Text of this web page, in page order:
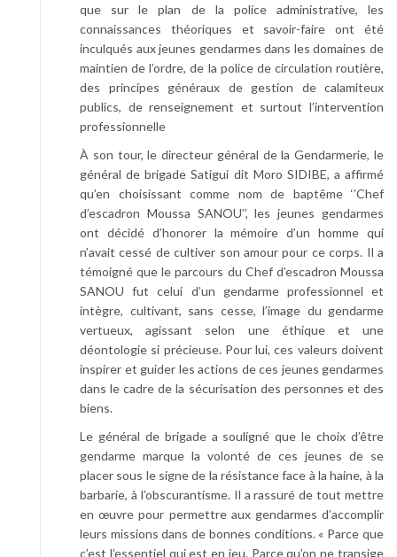
que sur le plan de la police administrative, les
connaissances théoriques et savoir-faire ont été
inculqués aux jeunes gendarmes dans les domaines de
maintien de l’ordre, de la police de circulation routière,
des principes généraux de gestion de calamiteux
publics, de renseignement et surtout l’intervention
professionnelle
À son tour, le directeur général de la Gendarmerie, le
général de brigade Satigui dit Moro SIDIBE, a affirmé
qu’en choisissant comme nom de baptême ‘’Chef
d’escadron Moussa SANOU’’, les jeunes gendarmes
ont décidé d’honorer la mémoire d’un homme qui
n’avait cessé de cultiver son amour pour ce corps. Il a
témoigné que le parcours du Chef d’escadron Moussa
SANOU fut celui d’un gendarme professionnel et
intègre, cultivant, sans cesse, l’image du gendarme
vertueux, agissant selon une éthique et une
déontologie si précieuse. Pour lui, ces valeurs doivent
inspirer et guider les actions de ces jeunes gendarmes
dans le cadre de la sécurisation des personnes et des
biens.
Le général de brigade a souligné que le choix d’être
gendarme marque la volonté de ces jeunes de se
placer sous le signe de la résistance face à la haine, à la
barbarie, à l’obscurantisme. Il a rassuré de tout mettre
en œuvre pour permettre aux gendarmes d’accomplir
leurs missions dans de bonnes conditions. « Parce que
c’est l’essentiel qui est en jeu. Parce qu’on ne transige